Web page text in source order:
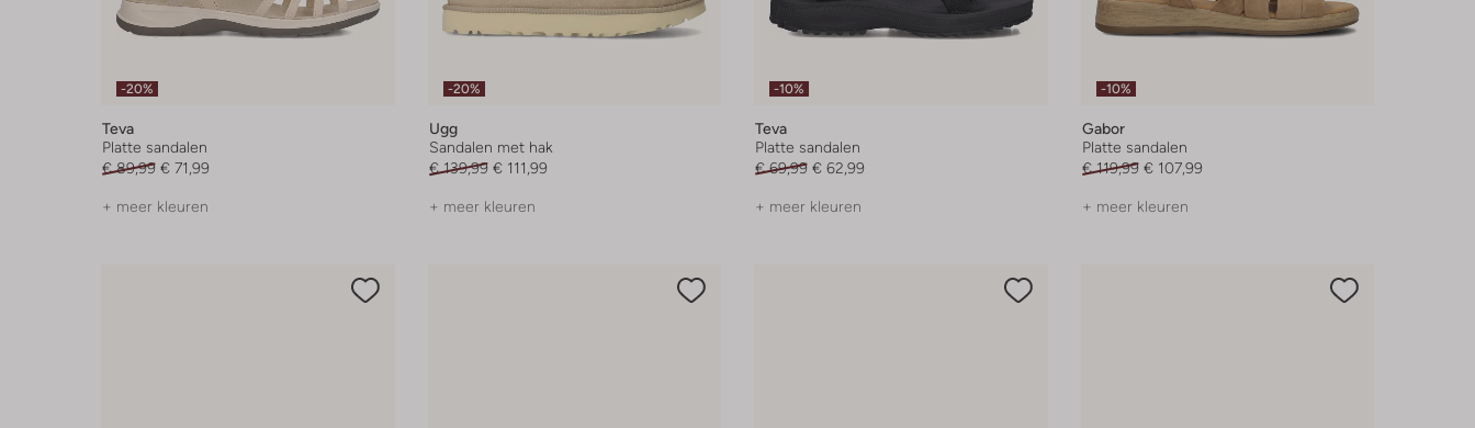
-20%
Teva
Platte sandalen
€ 89,99 € 71,99
+ meer kleuren
-20%
Ugg
Sandalen met hak
€ 139,99 € 111,99
+ meer kleuren
-10%
Teva
Platte sandalen
€ 69,99 € 62,99
+ meer kleuren
-10%
Gabor
Platte sandalen
€ 119,99 € 107,99
+ meer kleuren